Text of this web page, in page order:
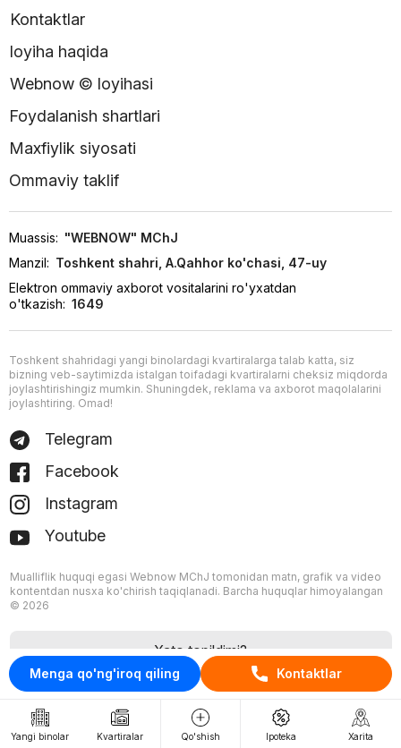
Menga qo'ng'iroq qiling Kontaktlar
Yangi binolar Kvartiralar Qo'shish Ipoteka Xarita
Kontaktlar
loyiha haqida
Webnow © loyihasi
Foydalanish shartlari
Maxfiylik siyosati
Ommaviy taklif
Muassis: "WEBNOW" MChJ
Manzil: Toshkent shahri, A.Qahhor ko'chasi, 47-uy
Elektron ommaviy axborot vositalarini ro'yxatdan
o'tkazish: 1649
Toshkent shahridagi yangi binolardagi kvartiralarga talab katta, siz
bizning veb-saytimizda istalgan toifadagi kvartiralarni cheksiz miqdorda
joylashtirishingiz mumkin. Shuningdek, reklama va axborot maqolalarini
joylashtiring. Omad!
Telegram
Facebook
Instagram
Youtube
Mualliflik huquqi egasi Webnow MChJ tomonidan matn, grafik va video
kontentdan nusxa ko'chirish taqiqlanadi. Barcha huquqlar himoyalangan
© 2026
Xato topildimi?